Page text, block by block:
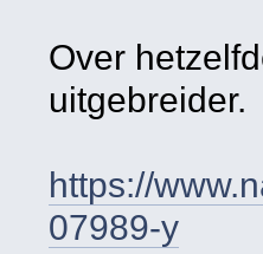
Over
uitgebreider.
https://
07989-y